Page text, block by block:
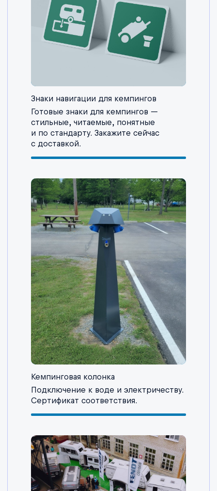
Знаки навигации для кемпингов
Готовые знаки для кемпингов —
стильные, читаемые, понятные
и по стандарту. Закажите сейчас
с доставкой.
Кемпинговая колонка
Подключение к воде и электричеству.
Сертификат соответствия.